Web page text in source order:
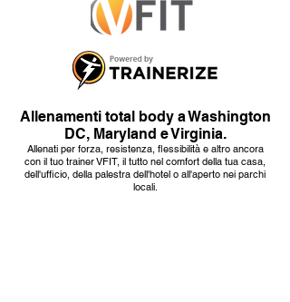
Allenamenti total body a Washington
DC, Maryland e Virginia.
Allenati per forza, resistenza, flessibilità e altro ancora
con il tuo trainer VFIT, il tutto nel comfort della tua casa,
dell'ufficio, della palestra dell'hotel o all'aperto nei parchi
locali.